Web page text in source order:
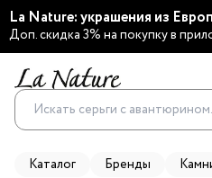
La Nature: украшения из
Доп. скидка 3% на покупку в
Каталог Бренды